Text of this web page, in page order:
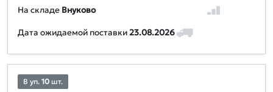
На складе Внуково
Дата ожидаемой поставки23.08.2026
В уп. 10 шт.